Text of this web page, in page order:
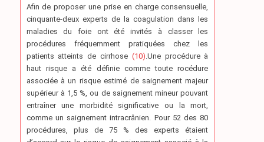
Afin de proposer une prise en charge consensuelle,
cinquante-deux experts de la coagulation dans les
maladies du foie ont été invités à classer les
procédures fréquemment pratiquées chez les
patients atteints de cirrhose (10).Une procédure à
haut risque a été définie comme toute rocédure
associée à un risque estimé de saignement majeur
supérieur à 1,5 %, ou de saignement mineur pouvant
entraîner une morbidité significative ou la mort,
comme un saignement intracrânien. Pour 52 des 80
procédures, plus de 75 % des experts étaient